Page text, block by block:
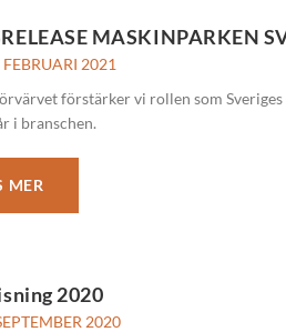
MASKINPARKEN
2021
förstärker vi rollen som
i branschen.
MER
2020
2020